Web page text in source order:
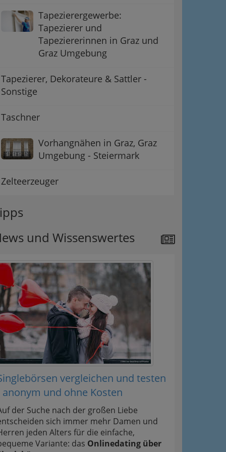
Tapezierergewerbe:
Tapezierer und
Tapeziererinnen in Graz und
Graz Umgebung
Tapezierer, Dekorateure & Sattler -
Sonstige
Taschner
Vorhangnähen in Graz, Graz
Umgebung - Steiermark
Zelteerzeuger
und Wissenswertes
vergleichen und testen
anonym und ohne Kosten
der Suche nach der großen Liebe
sich immer mehr Damen und
jeden Alters für die einfache,
Variante: das Onlinedating über